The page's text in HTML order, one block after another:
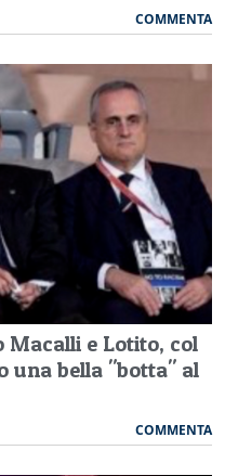
COMMENTA
Macalli e Lotito, col
una bella "botta" al
COMMENTA